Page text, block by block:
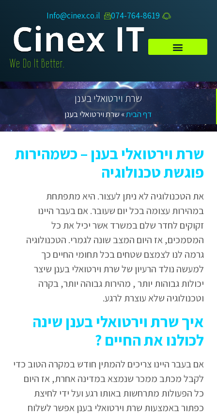
074-764-8619​
Info@cinex.co.il
שרת וירטואלי בענן
דף הבית»שרת וירטואלי בענן
שרת וירטואלי בענן – כשמהירות
פוגשת טכנולוגיה
את הטכנולוגיה לא ניתן לעצור. היא מתפתחת
במהירות עצומה בכל יום שעובר. אם בעבר היינו
זקוקים לחדר שלם במשרד אשר יכיל את כל
המסמכים, אז היום המצב שונה לגמרי. הטכנולוגיה
גרמה לנו לצמצם שטחים בכל תחומי החיים כך
למעשה נולד הרעיון של שרת וירטואלי בענן שיצר
יכולות גבוהות יותר , מהירות גבוהה יותר, בקרה
וטכנולוגיה שלא עוצרת לרגע.
איך שרת וירטואלי בענן שינה
לכולנו את החיים ?
אם בעבר היינו צריכים להמתין חודש במקרה הטוב כדי
לקבל מכתב ממכר שנמצא במדינה אחרת, אז היום
כל הפעולות מתרחשות באותו רגע ועל ידי לחיצת
כפתור באמצעות שרת וירטואלי בענן אפשר לשלוח